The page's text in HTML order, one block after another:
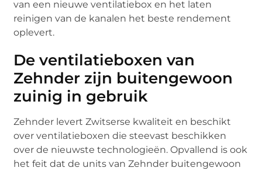
van een nieuwe ventilatiebox en het laten
reinigen van de kanalen het beste rendement
oplevert.
De ventilatieboxen van
Zehnder zijn buitengewoon
zuinig in gebruik
Zehnder levert Zwitserse kwaliteit en beschikt
over ventilatieboxen die steevast beschikken
over de nieuwste technologieën. Opvallend is ook
het feit dat de units van Zehnder buitengewoon